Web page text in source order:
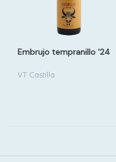
Embrujo tempranillo '24
VT Castilla